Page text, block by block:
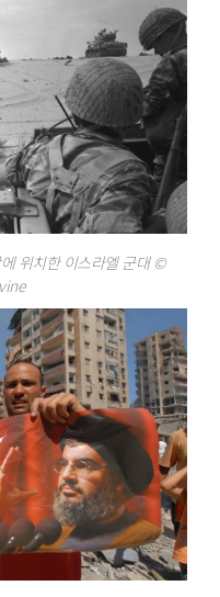
위치한 이스라엘 군대 ©